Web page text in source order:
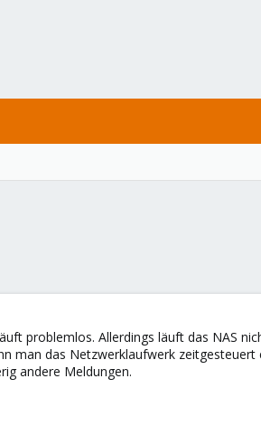
problemlos. Allerdings läuft das NAS
man das Netzwerklaufwerk zeitgesteuert
andere Meldungen.